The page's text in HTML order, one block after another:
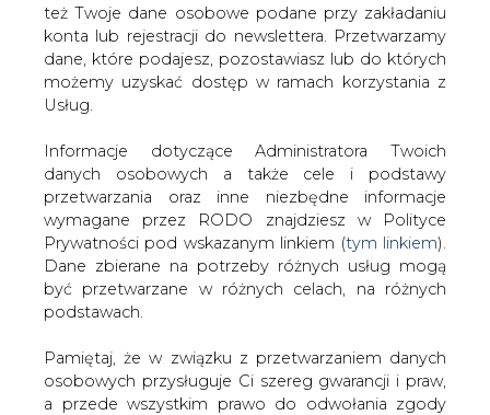
też Twoje dane osobowe podane przy zakładaniu
konta lub rejestracji do newslettera. Przetwarzamy
dane, które podajesz, pozostawiasz lub do których
możemy uzyskać dostęp w ramach korzystania z
Usług.
Informacje dotyczące Administratora Twoich
danych osobowych a także cele i podstawy
przetwarzania oraz inne niezbędne informacje
wymagane przez RODO znajdziesz w Polityce
Prywatności pod wskazanym linkiem (tym linkiem).
Dane zbierane na potrzeby różnych usług mogą
być przetwarzane w różnych celach, na różnych
podstawach.
Pamiętaj, że w związku z przetwarzaniem danych
osobowych przysługuje Ci szereg gwarancji i praw,
a przede wszystkim prawo do odwołania zgody
Strona główna
SERWIS INFORMACYJNY CIRE
/ Udziały w Kogeneracji
2000-12-01 00:00
skomentuj
udostępnij:
Udziały w Kogeneracji